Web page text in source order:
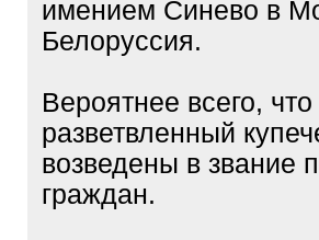
имением Синево в
Белоруссия.
Вероятнее всего,
разветвленный
возведены в звание
граждан.